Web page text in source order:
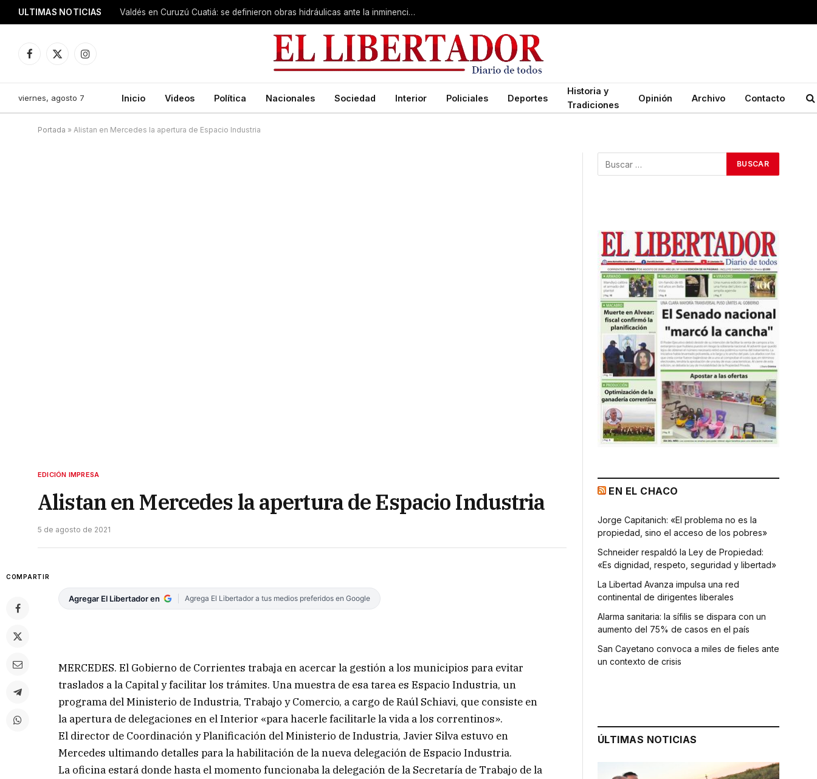
ULTIMAS NOTICIAS Valdés en Curuzú Cuatiá: se definieron obras hidráulicas ante la inminencia de El Niño
Facebook
X
Instagram
viernes, agosto 7 Inicio Videos Política Nacionales Sociedad Interior Policiales Deportes
Historia y
Tradiciones
Opinión Archivo Contacto
Portada » Alistan en Mercedes la apertura de Espacio Industria
EDICIÓN IMPRESA
Alistan en Mercedes la apertura de Espacio Industria
5 de agosto de 2021
COMPARTIR
Agregar El Libertador en Agrega El Libertador a tus medios preferidos en Google
MERCEDES. El Gobierno de Corrientes trabaja en acercar la gestión a los municipios para evitar
traslados a la Capital y facilitar los trámites. Una muestra de esa tarea es Espacio Industria, un
programa del Ministerio de Industria, Trabajo y Comercio, a cargo de Raúl Schiavi, que consiste en
la apertura de delegaciones en el Interior «para hacerle facilitarle la vida a los correntinos».
El director de Coordinación y Planificación del Ministerio de Industria, Javier Silva estuvo en
Mercedes ultimando detalles para la habilitación de la nueva delegación de Espacio Industria.
La oficina estará donde hasta el momento funcionaba la delegación de la Secretaría de Trabajo de la
EN EL CHACO
Jorge Capitanich: «El problema no es la
propiedad, sino el acceso de los pobres»
Schneider respaldó la Ley de Propiedad:
«Es dignidad, respeto, seguridad y libertad»
La Libertad Avanza impulsa una red
continental de dirigentes liberales
Alarma sanitaria: la sífilis se dispara con un
aumento del 75% de casos en el país
San Cayetano convoca a miles de fieles ante
un contexto de crisis
ÚLTIMAS NOTICIAS